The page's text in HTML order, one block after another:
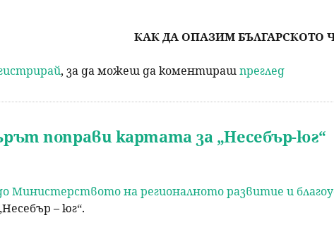
КАК ДА ОПАЗИМ БЪЛГАРСКОТО
, за да можеш да коментирашпреглед
поправи картата за „Несебър-юг“
Министерството на регионалното развитие и
– юг“.